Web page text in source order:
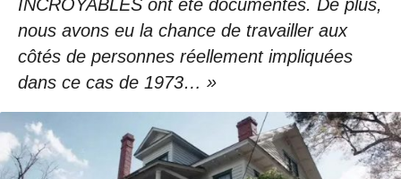
INCROYABLES ont été documentés. De plus,
nous avons eu la chance de travailler aux
côtés de personnes réellement impliquées
dans ce cas de 1973… »